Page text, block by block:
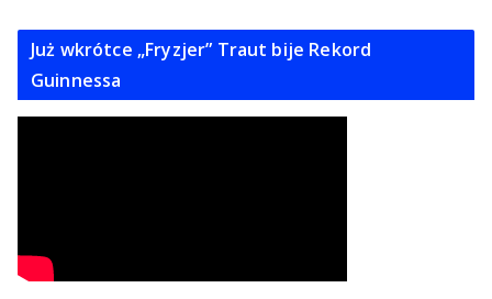
Już wkrótce „Fryzjer” Traut bije Rekord
Guinnessa